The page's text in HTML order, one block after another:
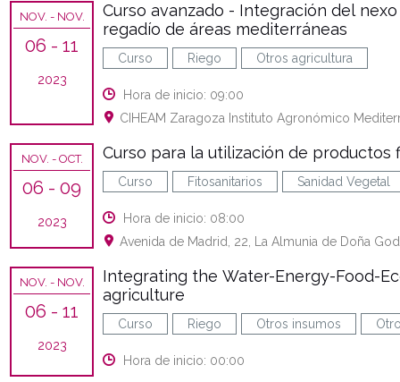
NOV. - NOV.
06 - 11
2023
Curso avanzado - Integración del
regadío de áreas mediterráneas
Curso Riego Otros agricultura
Hora de inicio: 09:00
CIHEAM Zaragoza Instituto Agronómico
NOV. - OCT.
06 - 09
2023
Curso para la utilización de productos
Curso Fitosanitarios Sanidad Vegetal
Hora de inicio: 08:00
Avenida de Madrid, 22, La Almunia de Doña
NOV. - NOV.
06 - 11
2023
Integrating the Water-Energy-Food-
agriculture
Curso Riego Otros insumos
Hora de inicio: 00:00